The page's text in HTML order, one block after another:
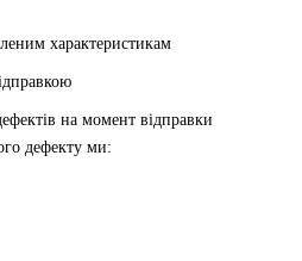
характеристикам
на момент відправки
дефекту ми: